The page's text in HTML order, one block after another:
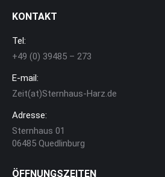
KONTAKT
Tel:
+49 (0) 39485 – 273
E-mail:
Zeit(at)Sternhaus-Harz.de
Adresse:
Sternhaus 01
06485 Quedlinburg
ÖFFNUNGSZEITEN